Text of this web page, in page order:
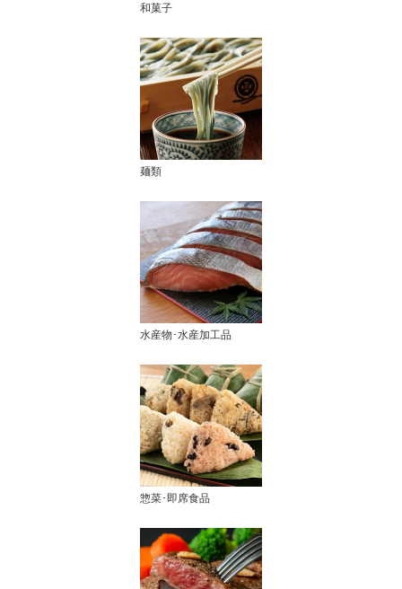
和菓子
麺類
水産物･水産加工品
惣菜･即席食品